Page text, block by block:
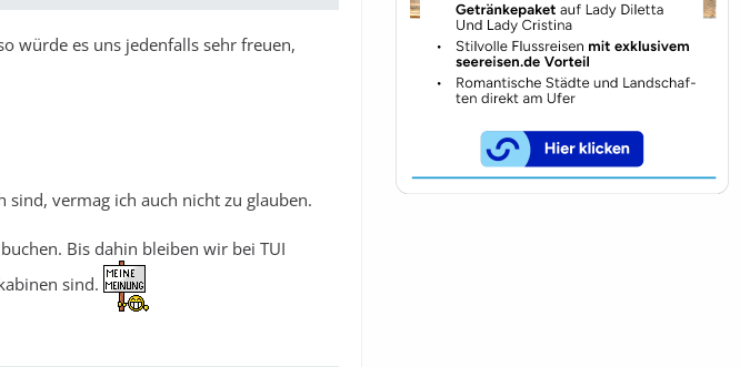
würde es uns jedenfalls sehr freuen,
sind, vermag ich auch nicht zu glauben.
Bis dahin bleiben wir bei TUI
sind.